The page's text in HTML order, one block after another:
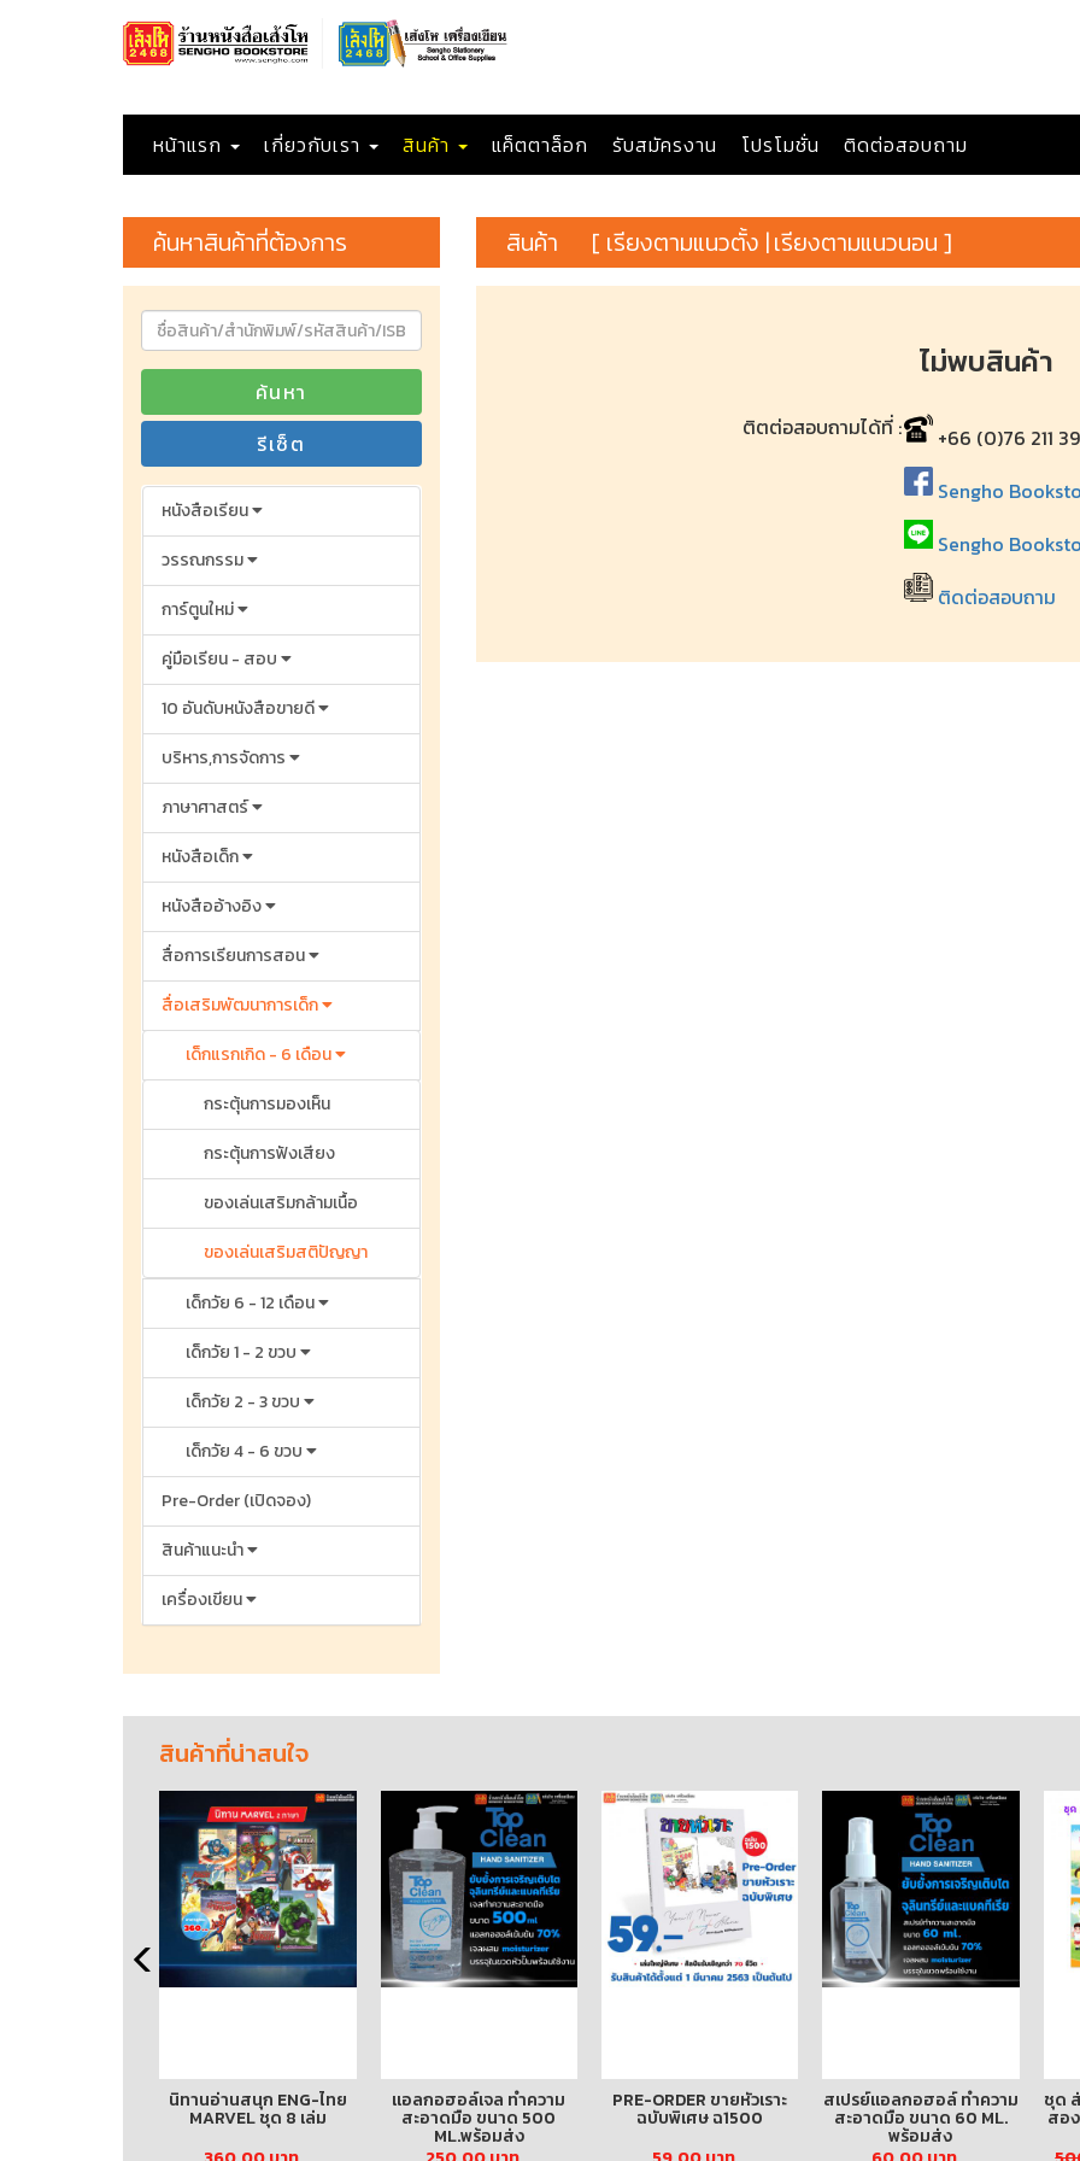
หน้าแรก เกี่ยวกับเรา สินค้า แค็ตตาล็อก รับสมัครงาน โปรโมชั่น ติดต่อสอบถาม
ค้นหาสินค้าที่ต้องการ
ค้นหา
รีเซ็ต
หนังสือเรียน
วรรณกรรม
การ์ตูนใหม่
คู่มือเรียน - สอบ
10 อันดับหนังสือขายดี
บริหาร,การจัดการ
ภาษาศาสตร์
หนังสือเด็ก
หนังสืออ้างอิง
สื่อการเรียนการสอน
สื่อเสริมพัฒนาการเด็ก
เด็กแรกเกิด - 6 เดือน
กระตุ้นการมองเห็น
กระตุ้นการฟังเสียง
ของเล่นเสริมกล้ามเนื้อ
ของเล่นเสริมสติปัญญา
เด็กวัย 6 - 12 เดือน
เด็กวัย 1 - 2 ขวบ
เด็กวัย 2 - 3 ขวบ
เด็กวัย 4 - 6 ขวบ
Pre-Order (เปิดจอง)
สินค้าแนะนำ
เครื่องเขียน
สินค้า [ เรียงตามแนวตั้ง |เรียงตามแนวนอน ]
ไม่พบสินค้า
ติตต่อสอบถามได้ที่ :
+66 (0)76 211
Sengho
Sengho
ติดต่อสอบถาม
สินค้าที่น่าสนใจ
นิทานอ่านสนุก ENG-ไทย
MARVEL ชุด 8 เล่ม
แอลกอฮอล์เจล ทำความ
สะอาดมือ ขนาด 500
ML.พร้อมส่ง
PRE-ORDER ขายหัวเราะ
ฉบับพิเศษ ฉ1500
สเปรย์แอลกอฮอล์ ทำความ
สะอาดมือ ขนาด 60 ML.
พร้อมส่ง
ชุด
สอ